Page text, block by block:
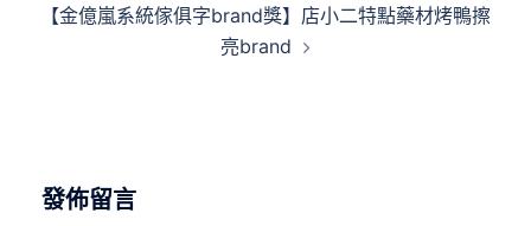
【金億嵐系統傢俱字brand獎】店小二特點藥材烤鴨擦
亮brand
發佈留言